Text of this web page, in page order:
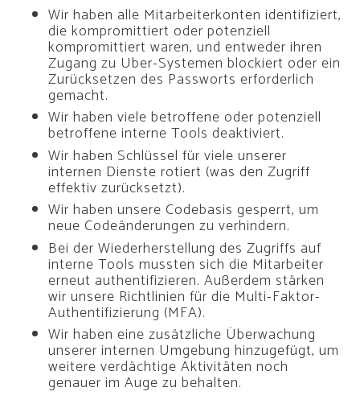
Wir haben alle Mitarbeiterkonten identifiziert,
die kompromittiert oder potenziell
kompromittiert waren, und entweder ihren
Zugang zu Uber-Systemen blockiert oder ein
Zurücksetzen des Passworts erforderlich
gemacht.
Wir haben viele betroffene oder potenziell
betroffene interne Tools deaktiviert.
Wir haben Schlüssel für viele unserer
internen Dienste rotiert (was den Zugriff
effektiv zurücksetzt).
Wir haben unsere Codebasis gesperrt, um
neue Codeänderungen zu verhindern.
Bei der Wiederherstellung des Zugriffs auf
interne Tools mussten sich die Mitarbeiter
erneut authentifizieren. Außerdem stärken
wir unsere Richtlinien für die Multi-Faktor-
Authentifizierung (MFA).
Wir haben eine zusätzliche Überwachung
unserer internen Umgebung hinzugefügt, um
weitere verdächtige Aktivitäten noch
genauer im Auge zu behalten.